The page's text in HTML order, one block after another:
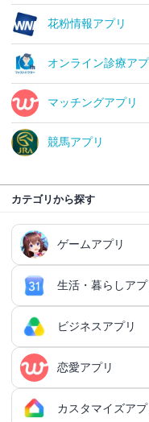
花粉情報アプリ
オンライン診療アプ
マッチングアプリ
競馬アプリ
カテゴリから探す
ゲームアプリ
ゲームアプリ総合
RPGアプリ
RPGアプリ総合
王道RPGアプリ
アクションゲームア
生活・暮らしアプ
生活・暮らしアプリ総合
ファイナンスアプリ
日記アプリ
ビジネスアプリ
ビジネスアプリ総合
タスク管理アプリ
恋愛アプリ
恋愛アプリ総合
カスタマイズアプ